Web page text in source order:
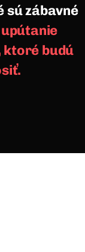
sú zábavné
upútanie
ktoré budú